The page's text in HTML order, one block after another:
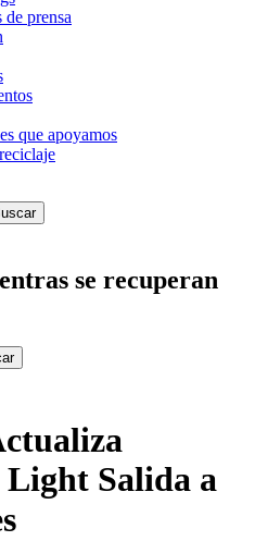
prensa
que apoyamos
se recuperan
Light Salida a